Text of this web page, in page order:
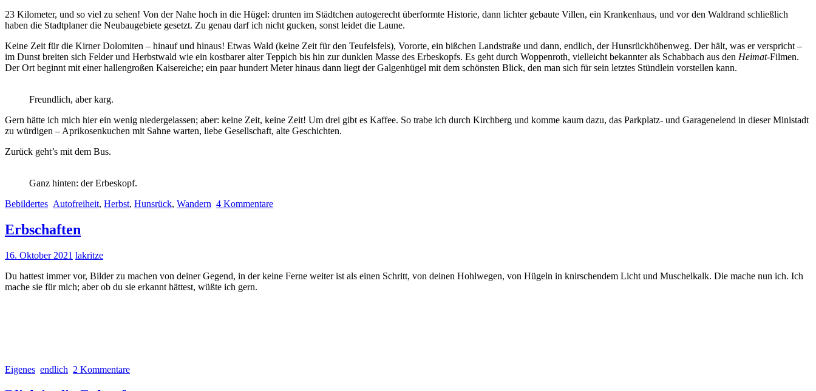
23 Kilometer, und so viel zu sehen! Von der Nahe hoch in die Hügel: drunten im Städtchen autogerecht überformte Historie, dann lichter gebaute Villen, ein Krankenhaus, und vor den Waldrand schließlich
haben die Stadtplaner die Neubaugebiete gesetzt. Zu genau darf ich nicht gucken, sonst leidet die Laune.
Keine Zeit für die Kirner Dolomiten – hinauf und hinaus! Etwas Wald (keine Zeit für den Teufelsfels), Vororte, ein bißchen Landstraße und dann, endlich, der Hunsrückhöhenweg. Der hält, was er verspricht –
im Dunst breiten sich Felder und Herbstwald wie ein kostbarer alter Teppich bis hin zur dunklen Masse des Erbeskopfs. Es geht durch Woppenroth, vielleicht bekannter als Schabbach aus den Heimat-Filmen.
Der Ort beginnt mit einer hallengroßen Kaisereiche; ein paar hundert Meter hinaus dann liegt der Galgenhügel mit dem schönsten Blick, den man sich für sein letztes Stündlein vorstellen kann.
Freundlich, aber karg.
Gern hätte ich mich hier ein wenig niedergelassen; aber: keine Zeit, keine Zeit! Um drei gibt es Kaffee. So trabe ich durch Kirchberg und komme kaum dazu, das Parkplatz- und Garagenelend in dieser Ministadt
zu würdigen – Aprikosenkuchen mit Sahne warten, liebe Gesellschaft, alte Geschichten.
Zurück geht’s mit dem Bus.
Ganz hinten: der Erbeskopf.
Bebildertes Autofreiheit, Herbst, Hunsrück, Wandern 4 Kommentare
Erbschaften
16. Oktober 2021 lakritze
Du hattest immer vor, Bilder zu machen von deiner Gegend, in der keine Ferne weiter ist als einen Schritt, von deinen Hohlwegen, von Hügeln in knirschendem Licht und Muschelkalk. Die mache nun ich. Ich
mache sie für mich; aber ob du sie erkannt hättest, wüßte ich gern.
Eigenes endlich 2 Kommentare